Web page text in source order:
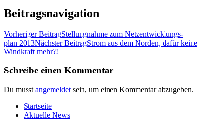
Beitragsnavigation
Vorheriger BeitragStel­lung­nah­me zum Netz­ent­wick­lungs­
plan 2013Nächster BeitragStrom aus dem Nor­den, dafür kei­ne
Wind­kraft mehr?!
Schreibe einen Kommentar
Du musst angemeldet sein, um einen Kommentar abzugeben.
Start­sei­te
Aktu­el­le News